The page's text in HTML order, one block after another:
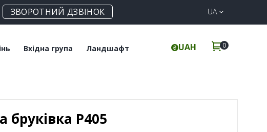
ЗВОРОТНИЙ ДЗВІНОК UA
Вхідна група
Клінкерні сходи
Ландшафт
Елементи для забору
UAH 0
бруківка Р405